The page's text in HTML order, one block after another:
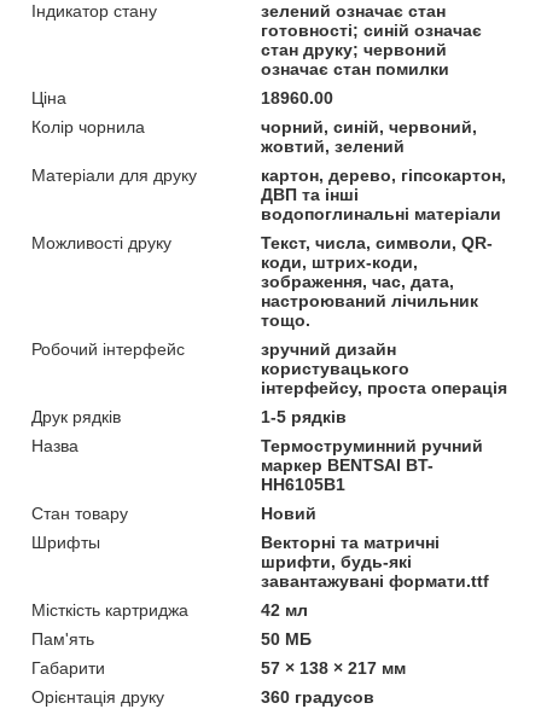
Індикатор стану
зелений означає стан
готовності; синій означає
стан друку; червоний
означає стан помилки
Ціна
18960.00
Колір чорнила
чорний, синій, червоний,
жовтий, зелений
Матеріали для друку
картон, дерево, гіпсокартон,
ДВП та інші
водопоглинальні матеріали
Можливості друку
Текст, числа, символи, QR-
коди, штрих-коди,
зображення, час, дата,
настроюваний лічильник
тощо.
Робочий інтерфейс
зручний дизайн
користувацького
інтерфейсу, проста операція
Друк рядків
1-5 рядків
Назва
Термоструминний ручний
маркер BENTSAI BT-
HH6105B1
Стан товару
Новий
Шрифты
Векторні та матричні
шрифти, будь-які
завантажувані формати.ttf
Місткість картриджа
42 мл
Пам'ять
50 МБ
Габарити
57 × 138 × 217 мм
Орієнтація друку
360 градусов